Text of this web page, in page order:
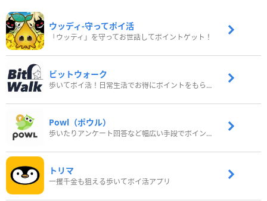
ウッディ‐守ってポイ活
「ウッディ」を守ってお世話してポイントゲット！
ビットウォーク
歩いてポイ活！日常生活でお得にポイントをもらおう
Powl（ポウル）
歩いたりアンケート回答など幅広い手段でポイントをゲット
トリマ
一攫千金も狙える歩いてポイ活アプリ